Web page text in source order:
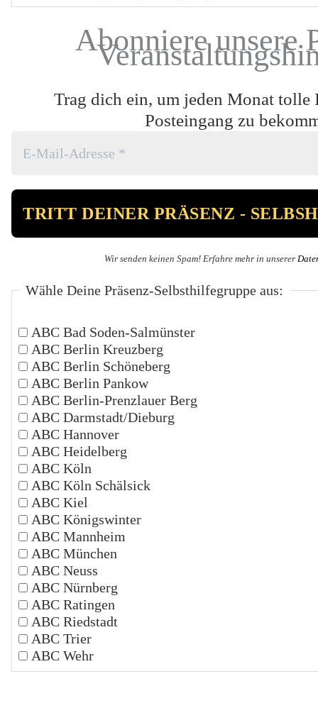
Abonniere unsere
Trag dich ein, um jeden Monat tolle
Posteingang zu
Wir senden keinen Spam! Erfahre mehr in unserer
Wähle Deine Präsenz-Selbsthilfegruppe aus:
ABC Bad Soden-Salmünster
ABC Berlin Kreuzberg
ABC Berlin Schöneberg
ABC Berlin Pankow
ABC Berlin-Prenzlauer Berg
ABC Darmstadt/Dieburg
ABC Hannover
ABC Heidelberg
ABC Köln
ABC Köln Schälsick
ABC Kiel
ABC Königswinter
ABC Mannheim
ABC München
ABC Neuss
ABC Nürnberg
ABC Ratingen
ABC Riedstadt
ABC Trier
ABC Wehr